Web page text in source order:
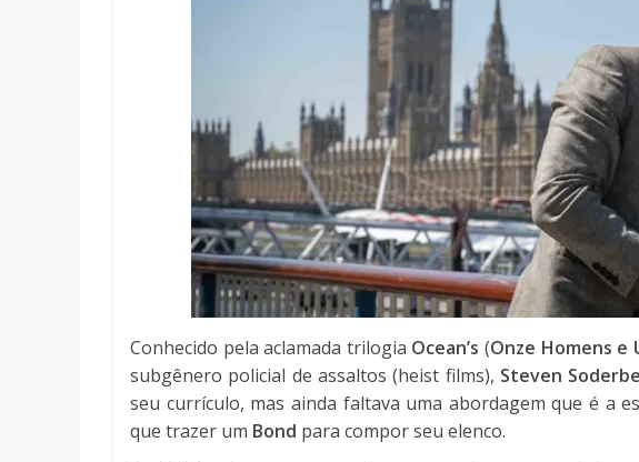
Conhecido pela aclamada trilogia Ocean’s (Onze Homens e
subgênero policial de assaltos (heist films), Steven
seu currículo, mas ainda faltava uma abordagem que é a
que trazer um Bond para compor seu elenco.